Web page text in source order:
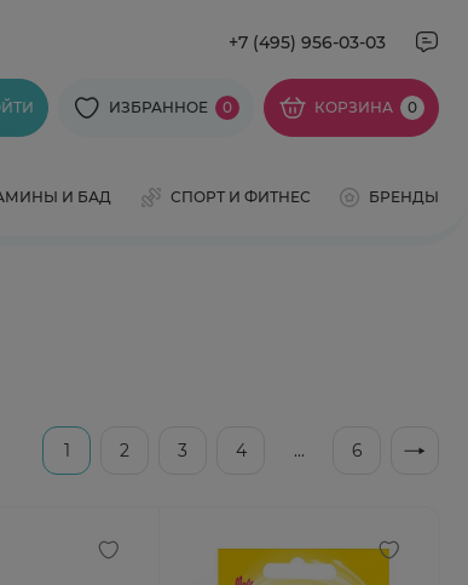
+7 (495) 956-03-03
ИЗБРАННОЕ 0 КОРЗИНА 0
И БАД СПОРТ И ФИТНЕС БРЕНДЫ
1 2 3 4 ... 6